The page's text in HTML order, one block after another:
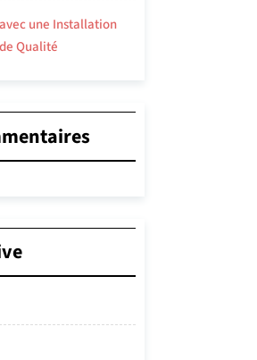
une Installation
Qualité